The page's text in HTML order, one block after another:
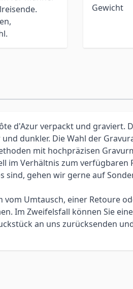
Gewicht
d'Azur verpackt und graviert.
dunkler. Die Wahl der
mit hochpräzisen
im Verhältnis zum verfügbaren
gehen wir gerne auf
Umtausch, einer Retoure
Im Zweifelsfall können Sie
an uns zurücksenden